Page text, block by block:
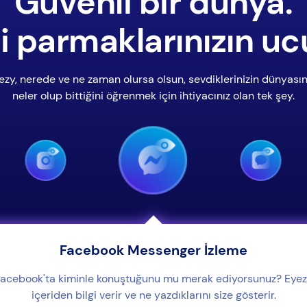
parmaklarınızın
nerede ve ne zaman olursa olsun, sevdiklerinizin
neler olup bittiğini öğrenmek için ihtiyacınız olan tek şey.
Facebook Messenger İzleme
kiminle konuştuğunu mu merak ediyorsunuz?
içeriden bilgi verir ve ne yazdıklarını size gösterir.